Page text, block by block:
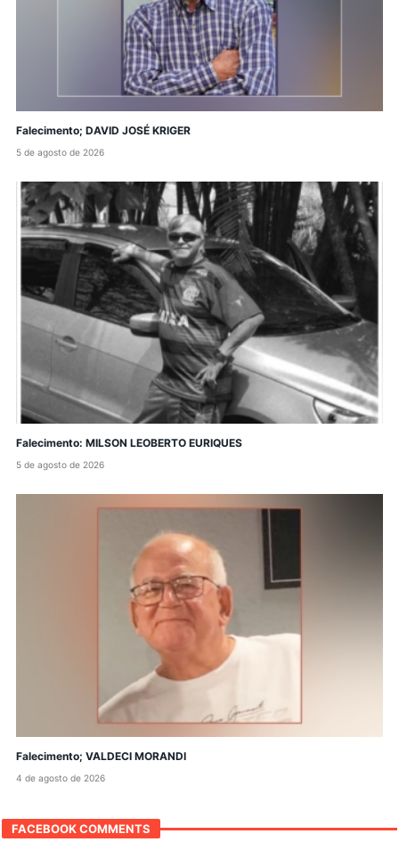
Falecimento; DAVID JOSÉ KRIGER
5 de agosto de 2026
Falecimento: MILSON LEOBERTO EURIQUES
5 de agosto de 2026
Falecimento; VALDECI MORANDI
4 de agosto de 2026
FACEBOOK COMMENTS